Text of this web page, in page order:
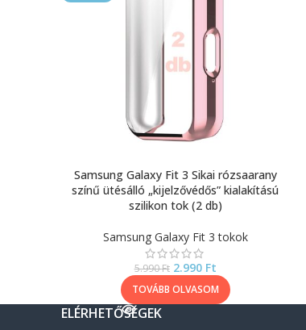
Samsung Galaxy Fit 3 Sikai rózsaarany
színű ütésálló „kijelzővédős” kialakítású
szilikon tok (2 db)
Samsung Galaxy Fit 3 tokok
5.990Ft 2.990 Ft
TOVÁBB OLVASOM
ELÉRHETŐSÉGEK